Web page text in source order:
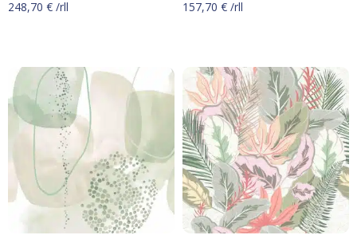
248,70 € /rll 157,70 € /rll